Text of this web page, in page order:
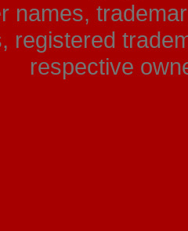
names,
registered
respective